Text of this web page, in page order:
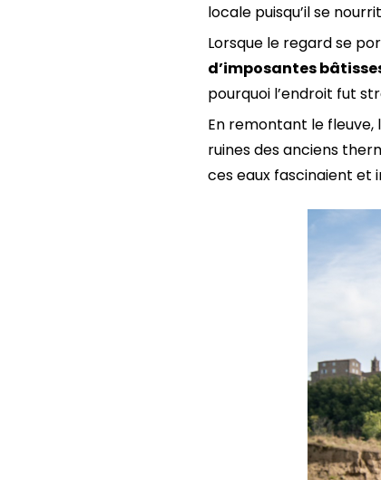
locale puisqu’il se
Lorsque le regard se
d’imposantes
pourquoi l’endroit fut
En remontant le
ruines des anciens
ces eaux fascinaient et